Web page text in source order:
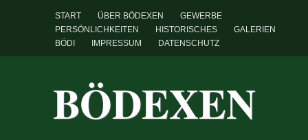
START ÜBER BÖDEXEN
GEWERBE
PERSÖNLICHKEITEN
HISTORISCHES
GALERIEN
BÖDI
IMPRESSUM DATENSCHUTZ
BÖDEXEN